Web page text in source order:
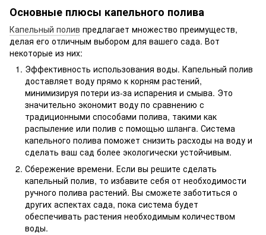
Основные плюсы капельного полива
Капельный полив предлагает множество преимуществ,
делая его отличным выбором для вашего сада. Вот
некоторые из них:
Эффективность использования воды. Капельный полив
доставляет воду прямо к корням растений,
минимизируя потери из-за испарения и смыва. Это
значительно экономит воду по сравнению с
традиционными способами полива, такими как
распыление или полив с помощью шланга. Система
капельного полива поможет снизить расходы на воду и
сделать ваш сад более экологически устойчивым.
Сбережение времени. Если вы решите сделать
капельный полив, то избавите себя от необходимости
ручного полива растений. Вы сможете заботиться о
других аспектах сада, пока система будет
обеспечивать растения необходимым количеством
воды.